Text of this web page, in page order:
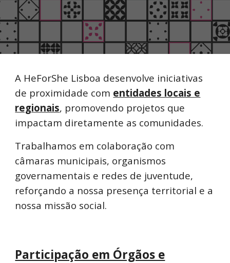
A HeForShe Lisboa desenvolve iniciativas
de proximidade com entidades locais e
regionais, promovendo projetos que
impactam diretamente as comunidades.
Trabalhamos em colaboração com
câmaras municipais, organismos
governamentais e redes de juventude,
reforçando a nossa presença territorial e a
nossa missão social.
Participação em Órgãos e